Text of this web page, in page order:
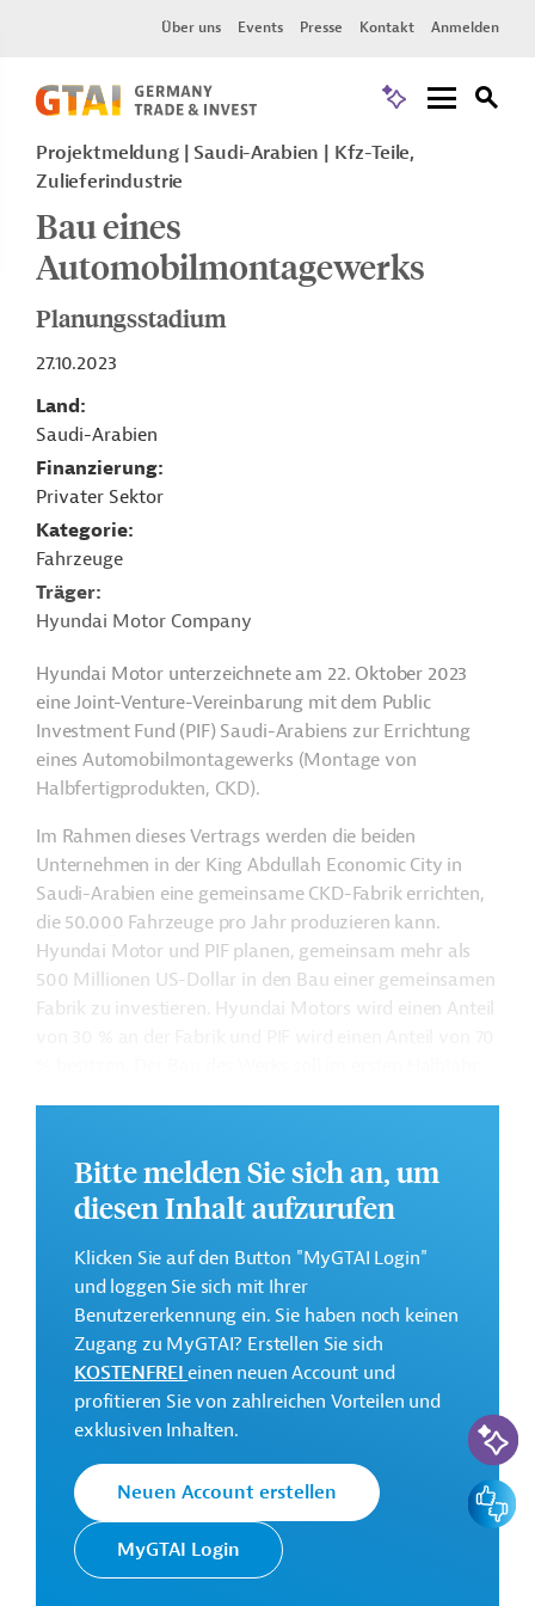
Über uns Events Presse Kontakt Anmelden
Projektmeldung Saudi-Arabien
Kfz-Teile,
Zulieferindustrie
Bau eines
Automobilmontagewerks
Planungsstadium
27.10.2023
Land
Saudi-Arabien
Finanzierung
Privater Sektor
Kategorie
Fahrzeuge
Träger
Hyundai Motor Company
Hyundai Motor unterzeichnete am 22. Oktober 2023
eine Joint-Venture-Vereinbarung mit dem Public
Investment Fund (PIF) Saudi-Arabiens zur Errichtung
eines Automobilmontagewerks (Montage von
Halbfertigprodukten, CKD).
Im Rahmen dieses Vertrags werden die beiden
Unternehmen in der King Abdullah Economic City in
Saudi-Arabien eine gemeinsame CKD-Fabrik errichten,
die 50.000 Fahrzeuge pro Jahr produzieren kann.
Hyundai Motor und PIF planen, gemeinsam mehr als
500 Millionen US-Dollar in den Bau einer gemeinsamen
Fabrik zu investieren. Hyundai Motors wird einen Anteil
werden. Hyundai Motor plant, in dem Werk
hochautomatisierte Prozessanlagen einzusetzen.
Weitere Informationen bieten die Pressemeldungen
and Hyundai Motor Company Sign Joint Venture
Agreement to Establish New Automotive
Manufacturing Plant in Saudi Arabia
und
Motor to build car factory in Saudi Arabia with its
sovereign fund
.
Investitionssumme:
Mehr als 500 Millionen US-Dollar
Bitte melden Sie sich an, um
diesen Inhalt aufzurufen
Klicken Sie auf den Button "MyGTAI Login"
und loggen Sie sich mit Ihrer
Benutzererkennung ein. Sie haben noch keinen
Zugang zu MyGTAI? Erstellen Sie sich
KOSTENFREIeinen neuen Account und
profitieren Sie von zahlreichen Vorteilen und
exklusiven Inhalten.
Neuen Account erstellen
MyGTAI Login
KI-